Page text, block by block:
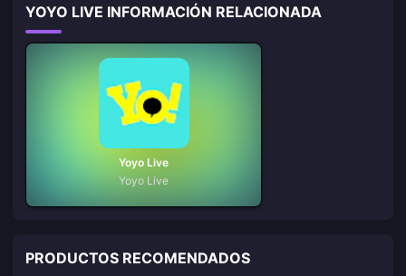
YOYO LIVE INFORMACIÓN RELACIONADA
Yoyo Live
Yoyo Live
PRODUCTOS RECOMENDADOS